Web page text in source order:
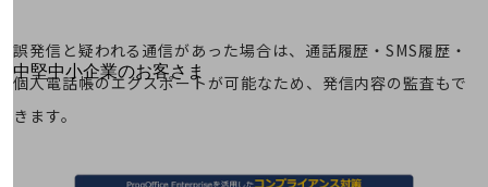
中堅中小企業のお客さま
NTTドコモビジネスウォッチ
ビジネスお役立ち情報
解決するヒントをお届けする記事サイト
誤発信と疑われる通信があった場合は、通話履歴・SMS履歴・
個人電話帳のエクスポートが可能なため、発信内容の監査もで
きます。